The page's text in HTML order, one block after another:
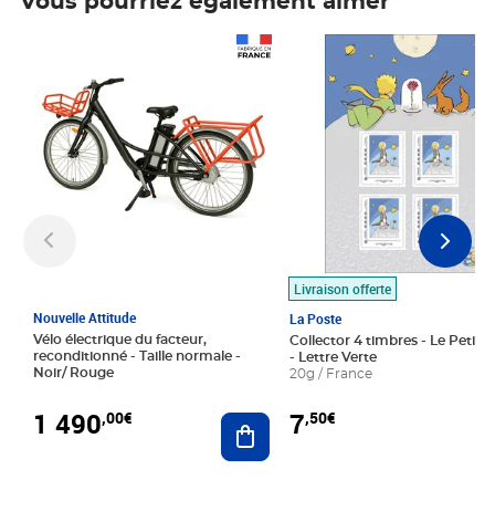
Nouvelle Attitude
Vélo électrique du facteur,
reconditionné - Taille normale -
Noir/ Rouge
1 490,00€ Ajouter au panier
Livraison offerte
La Poste
Collector 4 timbres - Le Petit
- Lettre Verte
20g / France
7,50€
Prix 7,50€